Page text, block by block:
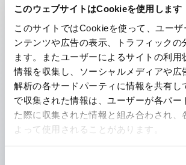
このウェブサイトはCookieを使用します
このサイトではCookieを使って、ユーザ
ンテンツや広告の表示、トラフィックの
ます。またユーザーによるサイトの利用
情報を収集し、ソーシャルメディアや広
解析の各サードパーティに情報を共有し
で収集された情報は、ユーザーが各パー
た際に収集された情報と組み合わされ、
よって使用されることがあります。
主な特長
工作機械や産業機械を上下左右に頻繁に
きに、迅速・確実かつ自由自在にコント
できます。
各方向のレバー動作は用途に合わせて
操作レバーをセンタ位置でロックで